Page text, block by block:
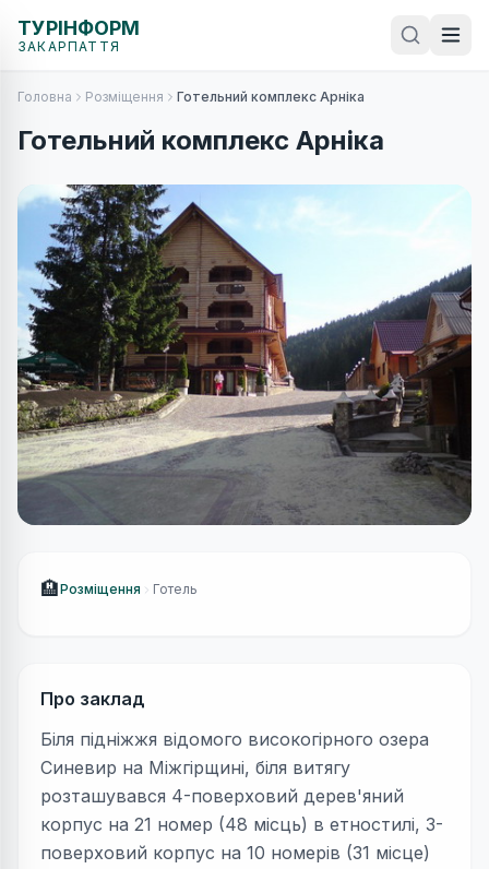
ТУРІНФОРМ
ЗАКАРПАТТЯ
Головна Розміщення Готельний комплекс Арніка
Готельний комплекс Арніка
🏨Розміщення Готель
Про заклад
Біля підніжжя відомого високогірного озера
Синевир на Міжгірщині, біля витягу
розташувався 4-поверховий дерев'яний
корпус на 21 номер (48 місць) в етностилі, 3-
поверховий корпус на 10 номерів (31 місце)